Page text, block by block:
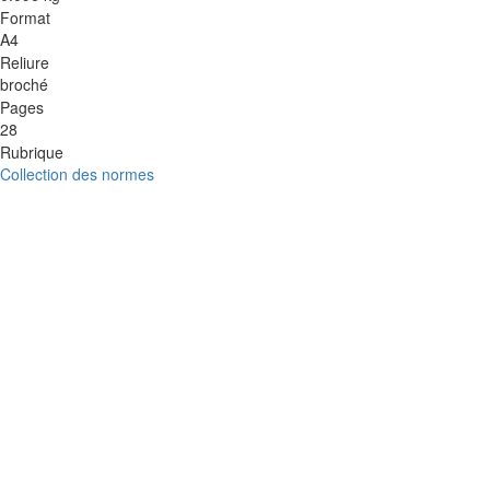
Format
A4
Reliure
broché
Pages
28
Rubrique
Collection des normes